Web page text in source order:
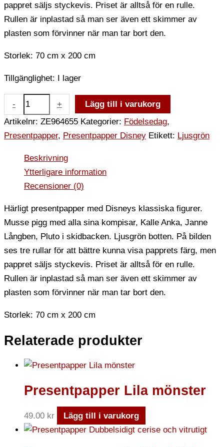
pappret säljs styckevis. Priset är alltså för en rulle.
Rullen är inplastad så man ser även ett skimmer av
plasten som förvinner när man tar bort den.
Storlek: 70 cm x 200 cm
Tillgänglighet: I lager
- +
Lägg till i varukorg
Artikelnr: ZE964655 Kategorier: Födelsedag,
Presentpapper, Presentpapper Disney Etikett: Ljusgrön
Beskrivning
Ytterligare information
Recensioner (0)
Härligt presentpapper med Disneys klassiska figurer.
Musse pigg med alla sina kompisar, Kalle Anka, Janne
Långben, Pluto i skidbacken. Ljusgrön botten. På bilden
ses tre rullar för att bättre kunna visa papprets färg, men
pappret säljs styckevis. Priset är alltså för en rulle.
Rullen är inplastad så man ser även ett skimmer av
plasten som förvinner när man tar bort den.
Storlek: 70 cm x 200 cm
Relaterade produkter
Presentpapper Lila mönster
49.00 kr Lägg till i varukorg